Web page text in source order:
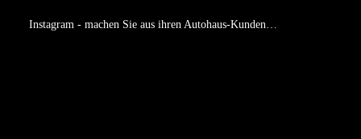
Instagram - machen Sie aus ihren Autohaus-Kunden…